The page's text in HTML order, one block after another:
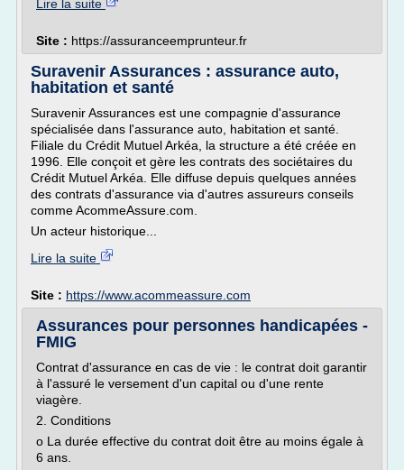
Lire la suite
Site : https://assuranceemprunteur.fr
Suravenir Assurances : assurance auto,
habitation et santé
Suravenir Assurances est une compagnie d'assurance
spécialisée dans l'assurance auto, habitation et santé.
Filiale du Crédit Mutuel Arkéa, la structure a été créée en
1996. Elle conçoit et gère les contrats des sociétaires du
Crédit Mutuel Arkéa. Elle diffuse depuis quelques années
des contrats d'assurance via d'autres assureurs conseils
comme AcommeAssure.com.
Un acteur historique...
Lire la suite
Site : https://www.acommeassure.com
Assurances pour personnes handicapées -
FMIG
Contrat d'assurance en cas de vie : le contrat doit garantir
à l'assuré le versement d'un capital ou d'une rente
viagère.
2. Conditions
o La durée effective du contrat doit être au moins égale à
6 ans.